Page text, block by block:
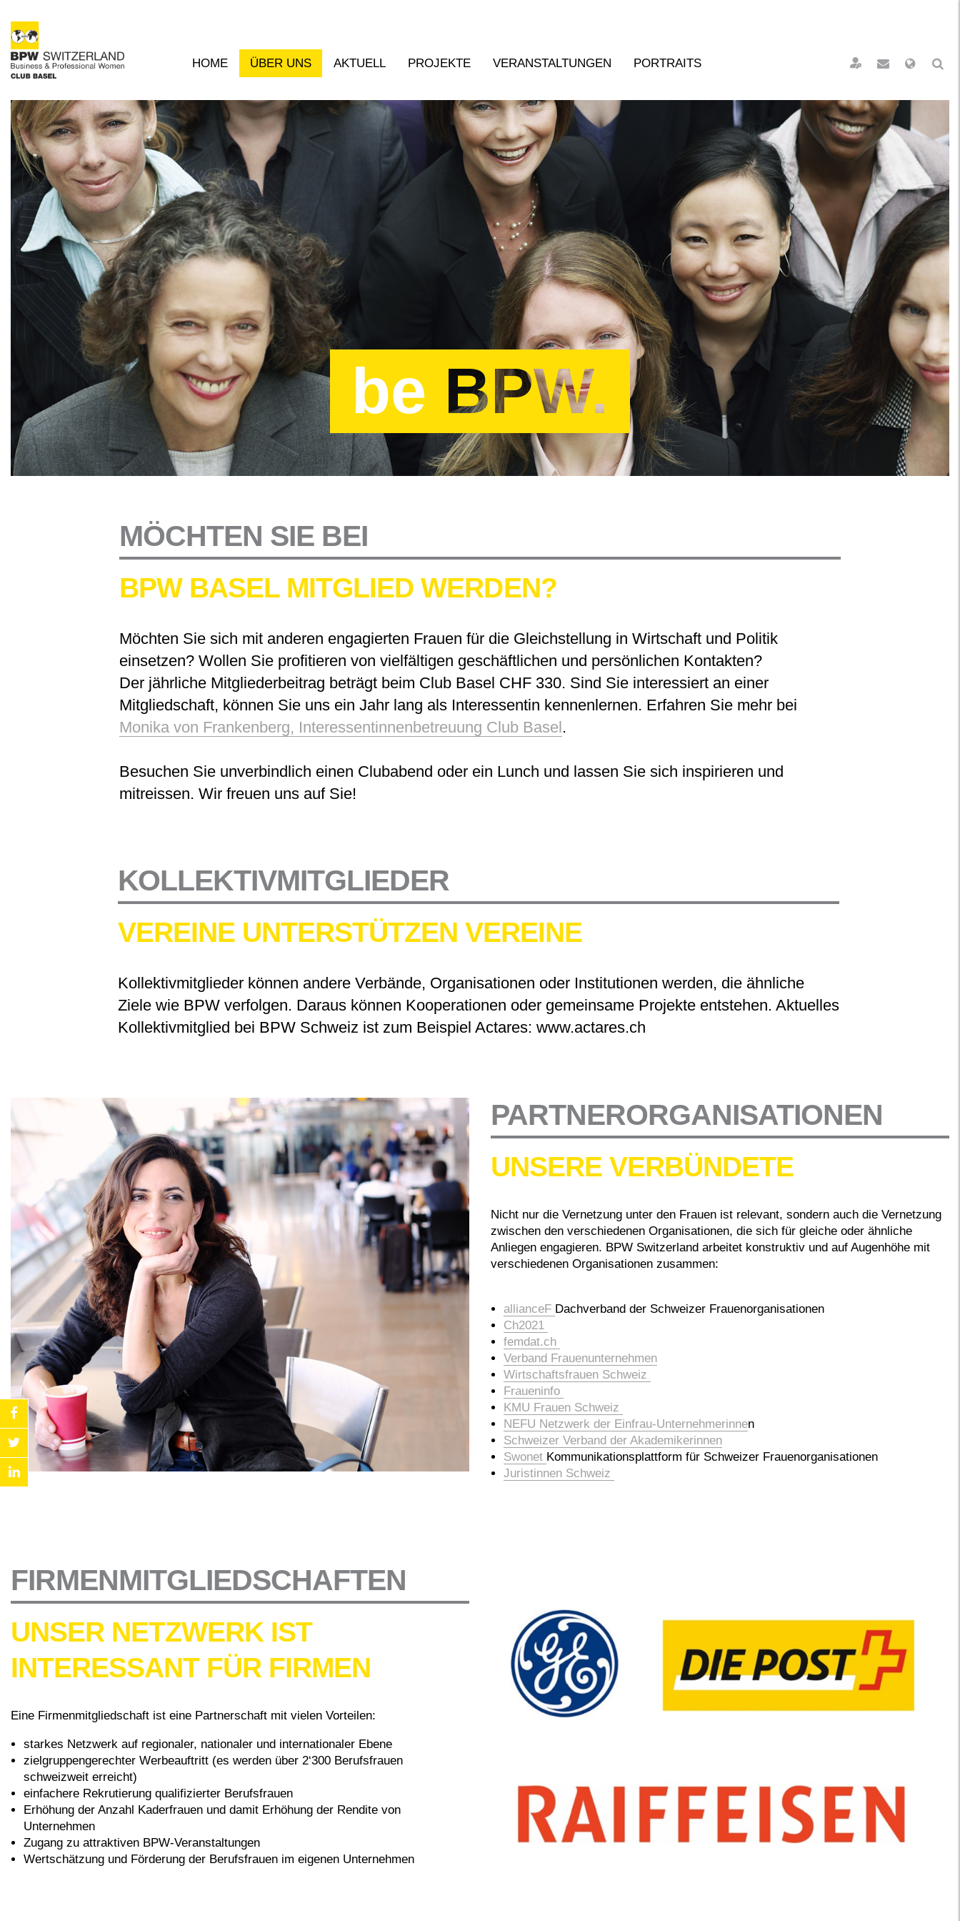
HOME ÜBER UNS AKTUELL PROJEKTE VERANSTALTUNGEN PORTRAITS
be BPW.
MÖCHTEN SIE BEI
BPW BASEL MITGLIED WERDEN?
Möchten Sie sich mit anderen engagierten Frauen für die Gleichstellung in Wirtschaft und Politik
einsetzen? Wollen Sie profitieren von vielfältigen geschäftlichen und persönlichen Kontakten?
Der jährliche Mitgliederbeitrag beträgt beim Club Basel CHF 330. Sind Sie interessiert an einer
Mitgliedschaft, können Sie uns ein Jahr lang als Interessentin kennenlernen. Erfahren Sie mehr bei
Monika von Frankenberg, Interessentinnenbetreuung Club Basel.
Besuchen Sie unverbindlich einen Clubabend oder ein Lunch und lassen Sie sich inspirieren und
mitreissen. Wir freuen uns auf Sie!
KOLLEKTIVMITGLIEDER
VEREINE UNTERSTÜTZEN VEREINE
Kollektivmitglieder können andere Verbände, Organisationen oder Institutionen werden, die ähnliche
Ziele wie BPW verfolgen. Daraus können Kooperationen oder gemeinsame Projekte entstehen. Aktuelles
Kollektivmitglied bei BPW Schweiz ist zum Beispiel Actares: www.actares.ch
PARTNERORGANISATIONEN
UNSERE VERBÜNDETE
Nicht nur die Vernetzung unter den Frauen ist relevant, sondern auch die Vernetzung
zwischen den verschiedenen Organisationen, die sich für gleiche oder ähnliche
Anliegen engagieren. BPW Switzerland arbeitet konstruktiv und auf Augenhöhe mit
verschiedenen Organisationen zusammen:
allianceF Dachverband der Schweizer Frauenorganisationen
Ch2021
femdat.ch
Verband Frauenunternehmen
Wirtschaftsfrauen Schweiz
Fraueninfo
KMU Frauen Schweiz
NEFU Netzwerk der Einfrau-Unternehmerinnen
Schweizer Verband der Akademikerinnen
Swonet Kommunikationsplattform für Schweizer Frauenorganisationen
Juristinnen Schweiz
FIRMENMITGLIEDSCHAFTEN
UNSER NETZWERK IST
INTERESSANT FÜR FIRMEN
Eine Firmenmitgliedschaft ist eine Partnerschaft mit vielen Vorteilen:
starkes Netzwerk auf regionaler, nationaler und internationaler Ebene
zielgruppengerechter Werbeauftritt (es werden über 2‘300 Berufsfrauen
schweizweit erreicht)
einfachere Rekrutierung qualifizierter Berufsfrauen
Erhöhung der Anzahl Kaderfrauen und damit Erhöhung der Rendite von
Unternehmen
Zugang zu attraktiven BPW-Veranstaltungen
Wertschätzung und Förderung der Berufsfrauen im eigenen Unternehmen